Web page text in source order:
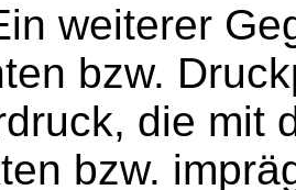
weiterer
bzw.
die mit
bzw.